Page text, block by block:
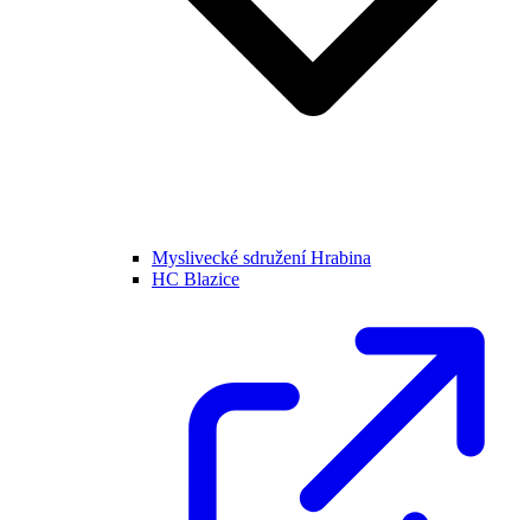
Myslivecké sdružení Hrabina
HC Blazice